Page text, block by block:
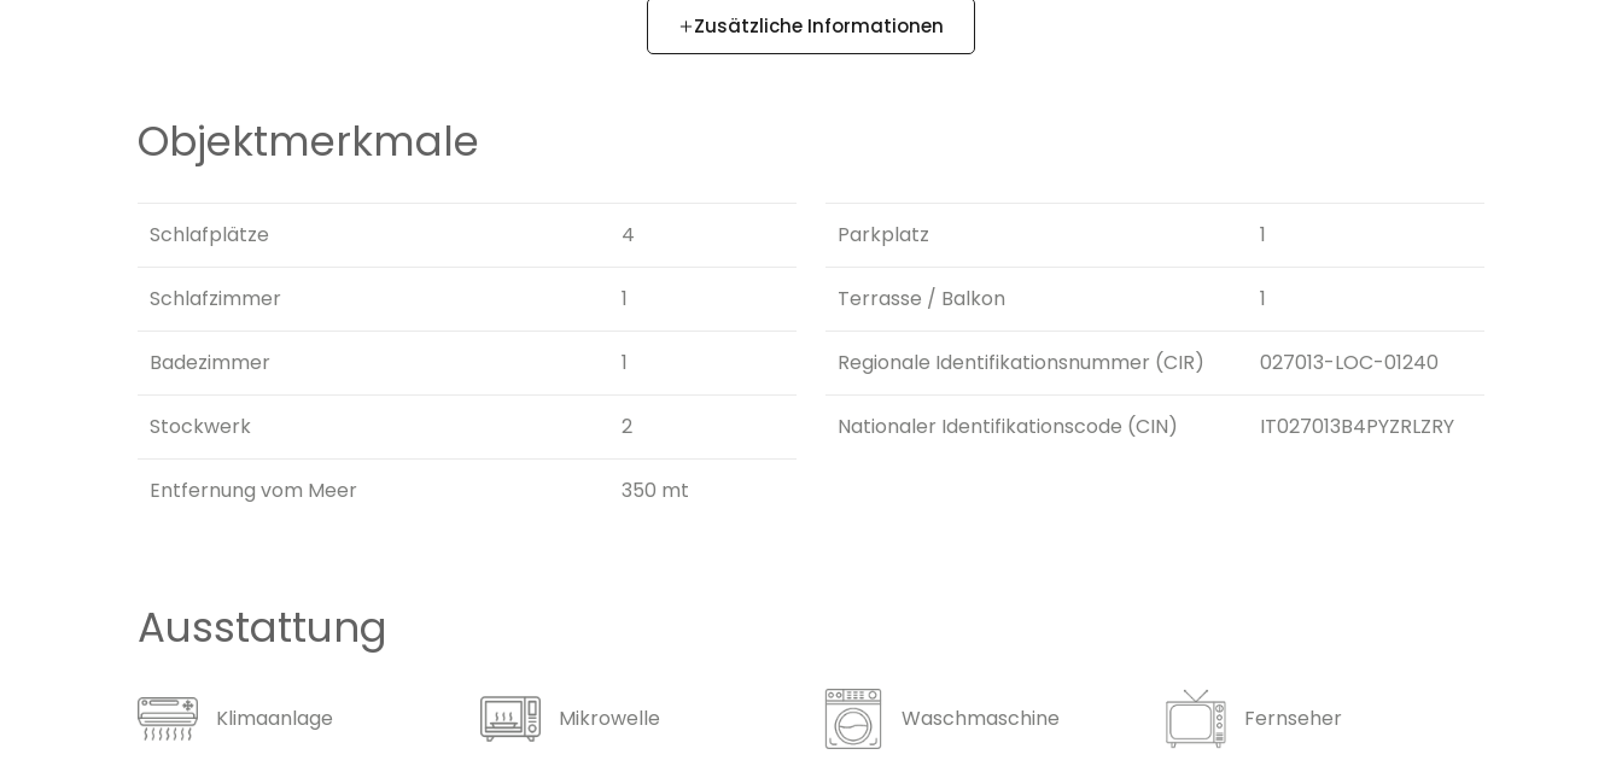
Zusätzliche Informationen
Objektmerkmale
Schlafplätze 4
Schlafzimmer 1
Badezimmer 1
Stockwerk 2
Entfernung vom Meer 350 mt
Parkplatz 1
Terrasse / Balkon 1
Regionale Identifikationsnummer (CIR) 027013-LOC-01240
Nationaler Identifikationscode (CIN) IT027013B4PYZRLZRY
Ausstattung
Klimaanlage Mikrowelle Waschmaschine Fernseher